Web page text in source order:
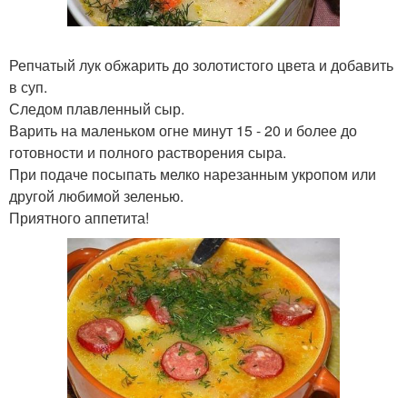
Репчатый лук обжарить до золотистого цвета и добавить
в суп.
Следом плавленный сыр.
Варить на маленьком огне минут 15 - 20 и более до
готовности и полного растворения сыра.
При подаче посыпать мелко нарезанным укропом или
другой любимой зеленью.
Приятного аппетита!